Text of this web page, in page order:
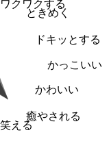
ワクワクする
ときめく
ドキッとする
かっこいい
かわいい
癒やされる
笑える